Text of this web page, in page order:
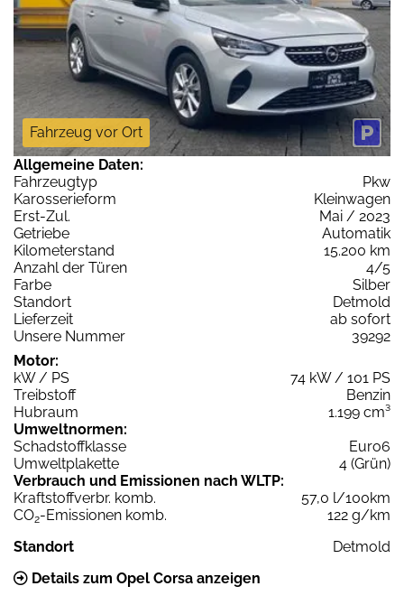
Fahrzeug vor Ort
Allgemeine Daten:
Fahrzeugtyp
Pkw
Karosserieform
Kleinwagen
Erst-Zul.
Mai / 2023
Getriebe
Automatik
Kilometerstand
15.200 km
Anzahl der Türen
4/5
Farbe
Silber
Standort
Detmold
Lieferzeit
ab sofort
Unsere Nummer
39292
Motor:
kW / PS
74 kW / 101 PS
Treibstoff
Benzin
Hubraum
1.199 cm³
Umweltnormen:
Schadstoffklasse
Euro6
Umweltplakette
4 (Grün)
Verbrauch und Emissionen nach WLTP:
Kraftstoffverbr. komb.
57,0 l/100km
CO2-Emissionen komb.
122 g/km
Standort
Detmold
Details zum Opel Corsa anzeigen